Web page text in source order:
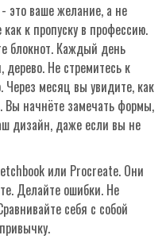
это ваше желание, а не
к пропуску в профессию.
блокнот. Каждый день
дерево. Не стремитесь к
Через месяц вы увидите, как
Вы начнёте замечать формы,
дизайн, даже если вы не
или Procreate. Они
Делайте ошибки. Не
себя с собой